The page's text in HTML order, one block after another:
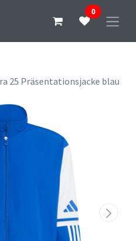
0
25 Präsentationsjacke blau